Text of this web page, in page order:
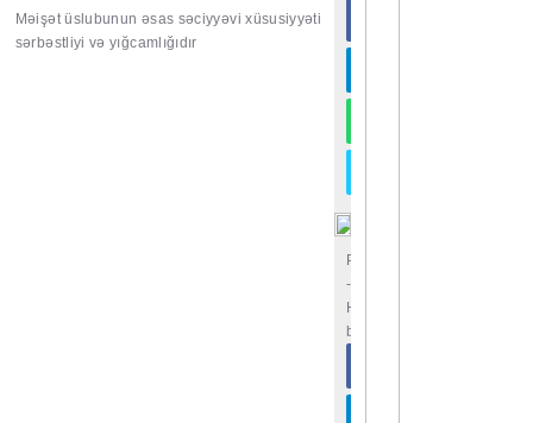
Məişət üslubunun əsas səciyyəvi xüsusiyyəti
sərbəstliyi və yığcamlığıdır
Paylaşın
-
Hamı
bilsin